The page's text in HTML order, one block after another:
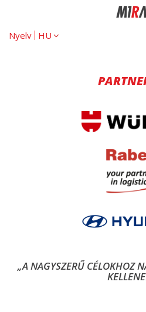
Nyelv
„A NAGYSZERŰ CÉLOKHOZ